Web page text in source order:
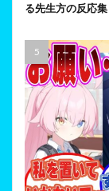
る先生方の反応